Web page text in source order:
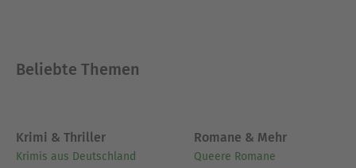
Beliebte Themen
Krimi & Thriller
Krimis aus Deutschland
Romane & Mehr
Queere Romane